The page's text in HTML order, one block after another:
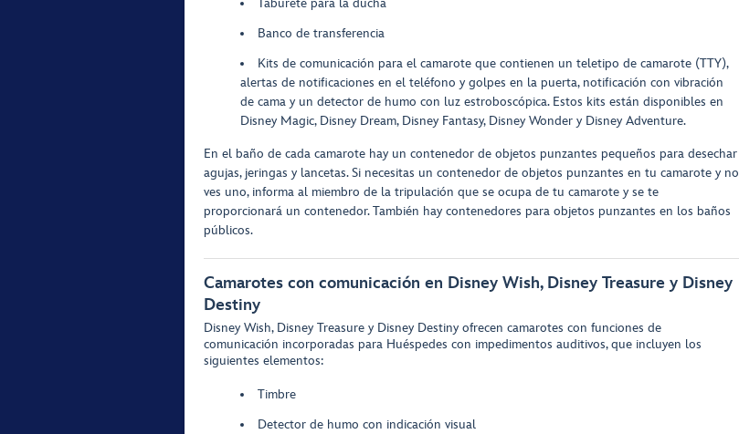
Taburete para la ducha
Banco de transferencia
Kits de comunicación para el camarote que contienen un teletipo de camarote (TTY),
alertas de notificaciones en el teléfono y golpes en la puerta, notificación con vibración
de cama y un detector de humo con luz estroboscópica. Estos kits están disponibles en
Disney Magic, Disney Dream, Disney Fantasy, Disney Wonder y Disney Adventure.
En el baño de cada camarote hay un contenedor de objetos punzantes pequeños para desechar
agujas, jeringas y lancetas. Si necesitas un contenedor de objetos punzantes en tu camarote y no
ves uno, informa al miembro de la tripulación que se ocupa de tu camarote y se te
proporcionará un contenedor. También hay contenedores para objetos punzantes en los baños
públicos.
Camarotes con comunicación en Disney Wish, Disney Treasure y Disney
Destiny
Disney Wish, Disney Treasure y Disney Destiny ofrecen camarotes con funciones de
comunicación incorporadas para Huéspedes con impedimentos auditivos, que incluyen los
siguientes elementos:
Timbre
Detector de humo con indicación visual